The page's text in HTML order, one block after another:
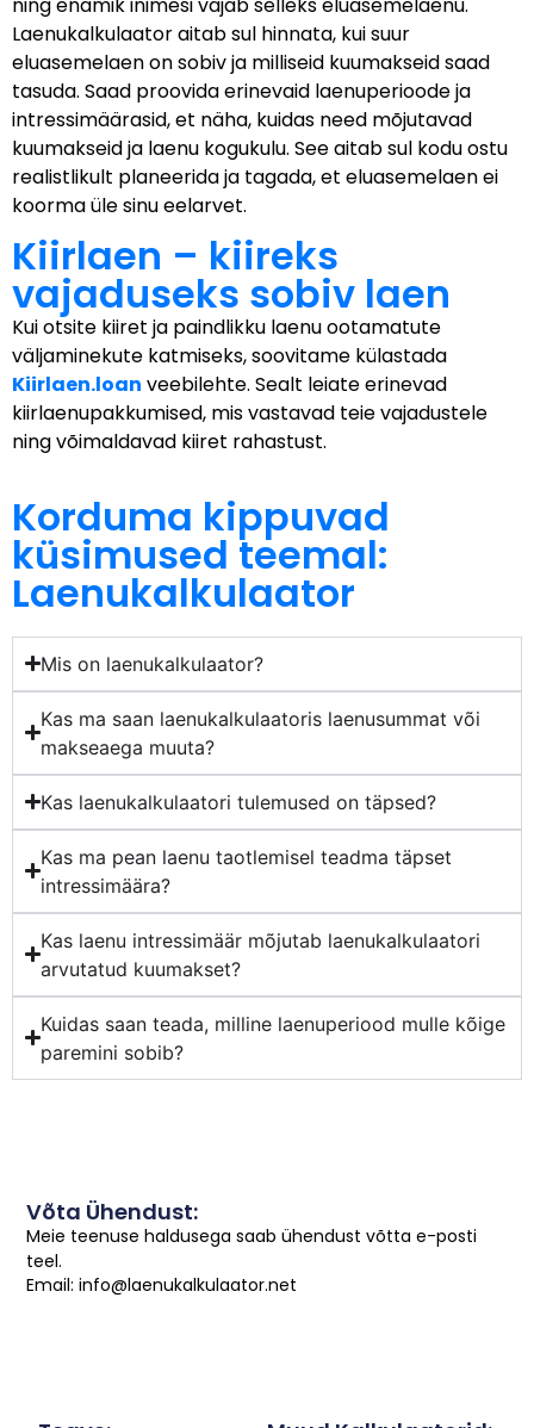
Laenukalkulaator aitab sul hinnata, kui suur
eluasemelaen on sobiv ja milliseid kuumakseid saad
tasuda. Saad proovida erinevaid laenuperioode ja
intressimäärasid, et näha, kuidas need mõjutavad
kuumakseid ja laenu kogukulu. See aitab sul kodu ostu
realistlikult planeerida ja tagada, et eluasemelaen ei
koorma üle sinu eelarvet.
Kiirlaen – kiireks
vajaduseks sobiv laen
Kui otsite kiiret ja paindlikku laenu ootamatute
väljaminekute katmiseks, soovitame külastada
Kiirlaen.loan veebilehte. Sealt leiate erinevad
kiirlaenupakkumised, mis vastavad teie vajadustele
ning võimaldavad kiiret rahastust.
Korduma kippuvad
küsimused teemal:
Laenukalkulaator
Mis on laenukalkulaator?
Kas ma saan laenukalkulaatoris laenusummat või
makseaega muuta?
Kas laenukalkulaatori tulemused on täpsed?
Kas ma pean laenu taotlemisel teadma täpset
intressimäära?
Kas laenu intressimäär mõjutab laenukalkulaatori
arvutatud kuumakset?
Kuidas saan teada, milline laenuperiood mulle kõige
paremini sobib?
Võta Ühendust:
Meie teenuse haldusega saab ühendust võtta e-posti
teel.
Email: info@laenukalkulaator.net